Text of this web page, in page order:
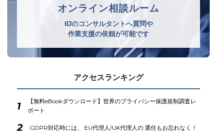
オンライン相談ルーム
IIJのコンサルタントへ質問や
作業支援の依頼が可能です
アクセスランキング
1
【無料eBookダウンロード】世界のプライバシー保護規制調査レ
ポート
2 GDPR対応時には、 EU代理人/UK代理人の 選任もお忘れなく！